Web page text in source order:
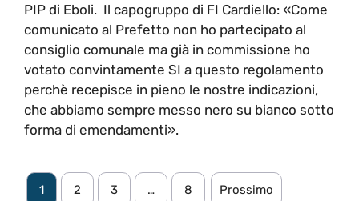
PIP di Eboli. Il capogruppo di FI Cardiello: «Come
comunicato al Prefetto non ho partecipato al
consiglio comunale ma già in commissione ho
votato convintamente SI a questo regolamento
perchè recepisce in pieno le nostre indicazioni,
che abbiamo sempre messo nero su bianco sotto
forma di emendamenti».
1 2 3 … 8 Prossimo